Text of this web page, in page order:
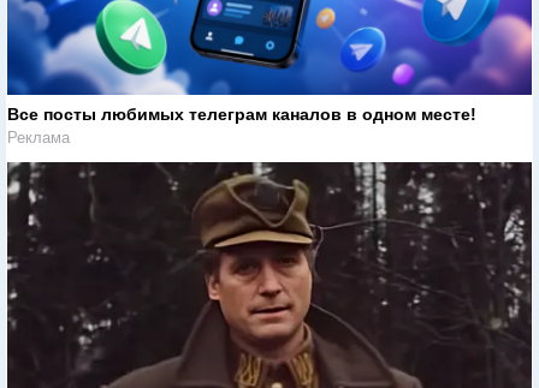
Все посты любимых телеграм каналов в одном месте!
Реклама